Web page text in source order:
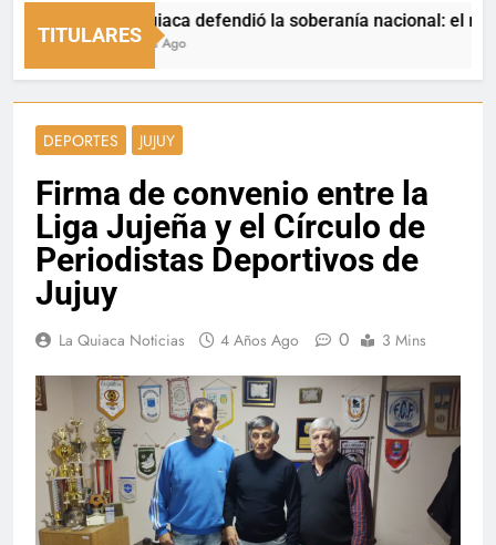
TITULARES
La Quiaca defendió la soberanía nacional: el
3 Horas Ago
DEPORTES JUJUY
Firma de convenio entre la
Liga Jujeña y el Círculo de
Periodistas Deportivos de
Jujuy
La Quiaca Noticias 4 Años Ago 0 3 Mins